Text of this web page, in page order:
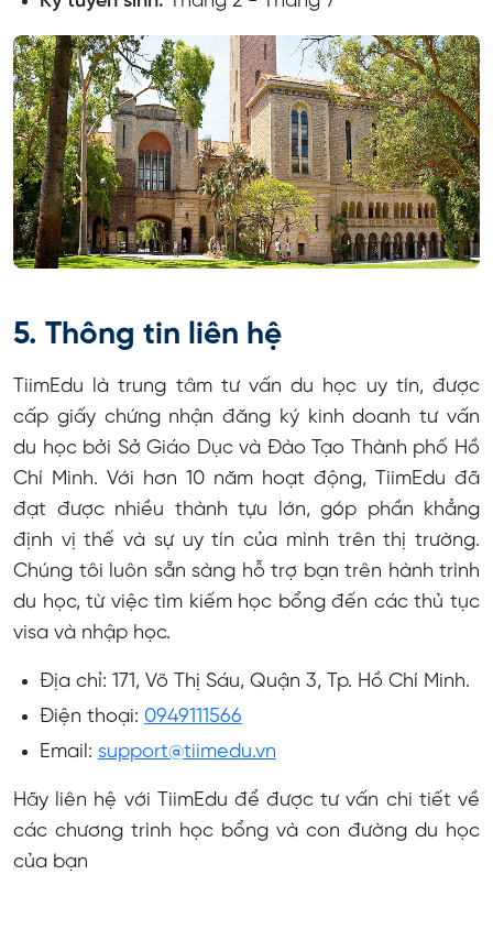
5. Thông tin liên hệ
TiimEdu là trung tâm tư vấn du học uy tín, được
cấp giấy chứng nhận đăng ký kinh doanh tư vấn
du học bởi Sở Giáo Dục và Đào Tạo Thành phố Hồ
Chí Minh. Với hơn 10 năm hoạt động, TiimEdu đã
đạt được nhiều thành tựu lớn, góp phần khẳng
định vị thế và sự uy tín của mình trên thị trường.
Chúng tôi luôn sẵn sàng hỗ trợ bạn trên hành trình
du học, từ việc tìm kiếm học bổng đến các thủ tục
visa và nhập học.
Địa chỉ: 171, Võ Thị Sáu, Quận 3, Tp. Hồ Chí Minh.
Điện thoại: 0949111566
Email: support@tiimedu.vn
Hãy liên hệ với TiimEdu để được tư vấn chi tiết về
các chương trình học bổng và con đường du học
của bạn